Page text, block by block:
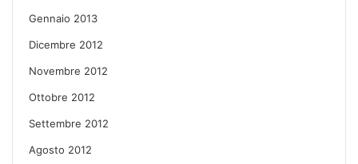
Gennaio 2013
Dicembre 2012
Novembre 2012
Ottobre 2012
Settembre 2012
Agosto 2012